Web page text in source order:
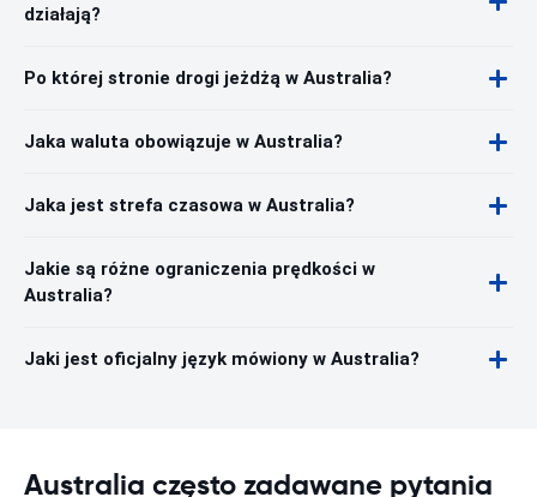
działają?
Po której stronie drogi jeżdżą w Australia?
Jaka waluta obowiązuje w Australia?
Jaka jest strefa czasowa w Australia?
Jakie są różne ograniczenia prędkości w
Australia?
Jaki jest oficjalny język mówiony w Australia?
Australia często zadawane pytania